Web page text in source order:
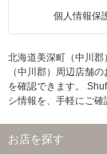
個人情報保
北海道美深町（中川
（中川郡）周辺店舗
を確認できます。
シ情報を、手軽にご確
お店を探す